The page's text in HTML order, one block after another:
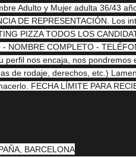
Adulto y Mujer adulta 36/43
DE REPRESENTACIÓN. Los
PIZZA TODOS LOS
NOMBRE COMPLETO -
perfil nos encaja, nos pondremos
de rodaje, derechos, etc.)
FECHA LÍMITE PARA
BARCELONA